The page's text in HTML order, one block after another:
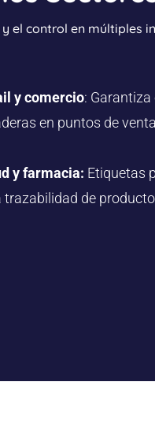
el control en múltiples
y comercio:
en puntos de
y farmacia: Etiquetas
trazabilidad de